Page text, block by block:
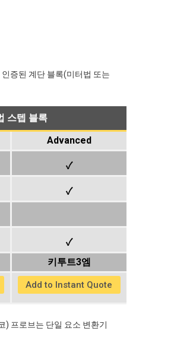
증된 계단 블록(미터법 또는
스텝 블록
Advanced
✓
✓
✓
키투트3엠
Add to Instant Quote
) 프로브는 단일 요소 변환기